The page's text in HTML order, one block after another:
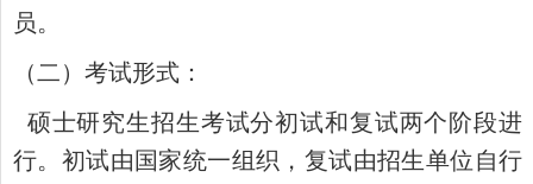
员。
（二）考试形式：
硕士研究生招生考试分初试和复试两个阶段进
行。初试由国家统一组织，复试由招生单位自行